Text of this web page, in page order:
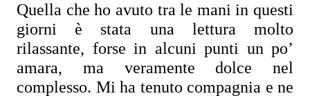
Quella che ho avuto tra le mani in questi
giorni è stata una lettura molto
rilassante, forse in alcuni punti un po’
amara, ma veramente dolce nel
complesso. Mi ha tenuto compagnia e ne